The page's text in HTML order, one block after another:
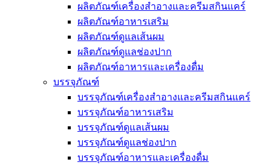
ผลิตภัณฑ์เครื่องสำอางและครีมสกินแคร์
ผลิตภัณฑ์อาหารเสริม
ผลิตภัณฑ์ดูแลเส้นผม
ผลิตภัณฑ์ดูแลช่องปาก
ผลิตภัณฑ์อาหารและเครื่องดื่ม
บรรจุภัณฑ์
บรรจุภัณฑ์เครื่องสำอางและครีมสกินแคร์
บรรจุภัณฑ์อาหารเสริม
บรรจุภัณฑ์ดูแลเส้นผม
บรรจุภัณฑ์ดูแลช่องปาก
บรรจุภัณฑ์อาหารและเครื่องดื่ม